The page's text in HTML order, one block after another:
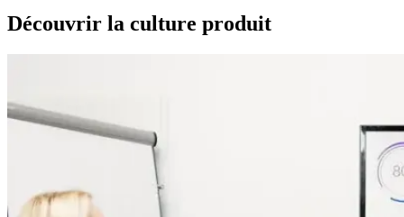
Découvrir la culture produit